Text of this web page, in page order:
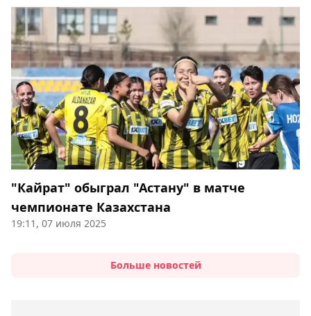
"Кайрат" обыграл "Астану" в матче
чемпионате Казахстана
19:11, 07 июля 2025
Больше новостей